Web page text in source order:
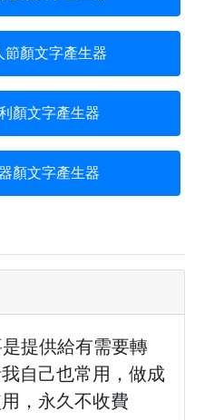
節顏文字產生器
顏文字產生器
顏文字產生器
提供給有需要轉
自己也常用，做成
，永久不收費